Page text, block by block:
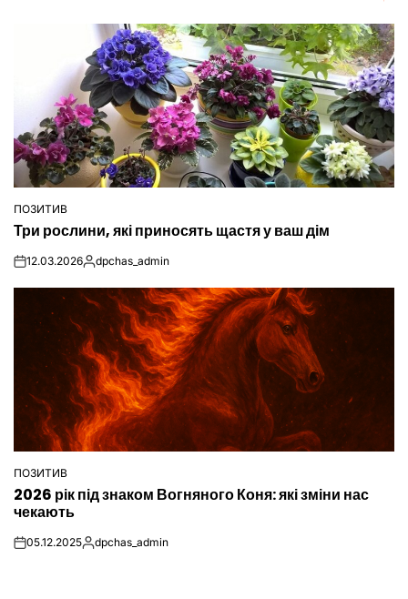
ОПУБЛІКУВАТИ
ПОЗИТИВ
Три рослини, які приносять щастя у ваш дім
on12.03.2026Опубліковано
dpchas_admin
ОПУБЛІКУВАТИ
У
ПОЗИТИВ
2026 рік під знаком Вогняного Коня: які зміни нас
чекають
on05.12.2025Опубліковано
dpchas_admin